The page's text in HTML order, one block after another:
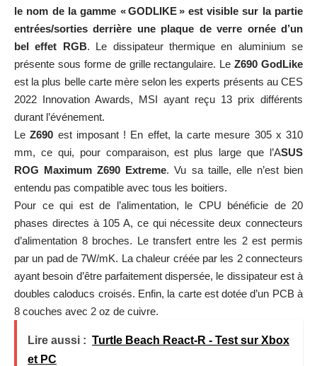
le nom de la gamme « GODLIKE » est visible sur la partie
entrées/sorties derrière une plaque de verre ornée d’un
bel effet RGB. Le dissipateur thermique en aluminium se
présente sous forme de grille rectangulaire. LeZ690 GodLike
est la plus belle carte mère selon les experts présents au CES
2022 Innovation Awards, MSI ayant reçu 13 prix différents
durant l’événement.
LeZ690 est imposant ! En effet, la carte mesure 305 x 310
mm, ce qui, pour comparaison, est plus large que l’ASUS
ROG Maximum Z690 Extreme. Vu sa taille, elle n’est bien
entendu pas compatible avec tous les boitiers.
Pour ce qui est de l’alimentation, le CPU bénéficie de 20
phases directes à 105 A, ce qui nécessite deux connecteurs
d’alimentation 8 broches. Le transfert entre les 2 est permis
par un pad de 7W/mK. La chaleur créée par les 2 connecteurs
ayant besoin d’être parfaitement dispersée, le dissipateur est à
doubles caloducs croisés. Enfin, la carte est dotée d’un PCB à
8 couches avec 2 oz de cuivre.
Lire aussi : Turtle Beach React-R - Test sur Xbox
et PC